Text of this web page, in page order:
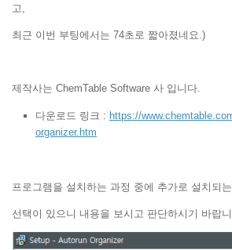
고,
최근 이번 부팅에서는 74초로 짧아졌네요.)
제작사는 ChemTable Software 사 입니다.
다운로드 링크 : https://
organizer.htm
프로그램을 설치하는 과정 중에 추가로 설치되
선택이 있으니 내용을 보시고 판단하시기 바랍니